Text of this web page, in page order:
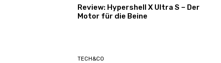
Review: Hypershell X Ultra S – Der
Motor für die Beine
TECH&CO